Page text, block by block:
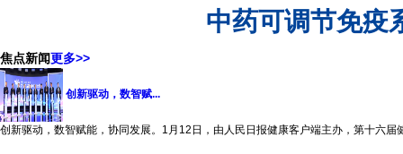
中药可调节免疫
焦点新闻更多>>
创新驱动，数智赋...
创新驱动，数智赋能，协同发展。1月12日，由人民日报健康客户端主办，第十六届